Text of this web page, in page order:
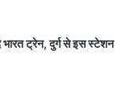
भारत ट्रेन, दुर्ग से इस स्टेशन